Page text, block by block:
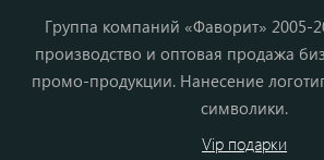
Группа компаний «Фаворит» 2005-
производство и оптовая продажа
промо-продукции. Нанесение
символики.
Vip подарки